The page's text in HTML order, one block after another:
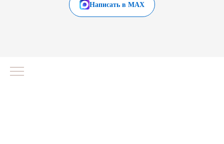
Написать в MAX